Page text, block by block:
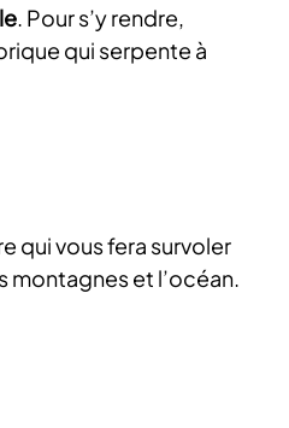
. Pour s’y rendre,
qui serpente à
qui vous fera survoler
montagnes et l’océan.